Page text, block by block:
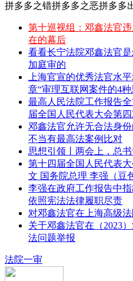
拼多多之错拼多多之恶拼多多
第十巡视组：邓鑫法官
在的幕后
看看长宁法院邓鑫法官
加庭审的
上海官宣的优秀法官水
章“审理互联网案件的4种
最高人民法院工作报告
届全国人民代表大会第
邓鑫法官允许无合法身
不当有最高法案例比对
思想引领丨两会上，总
第十四届全国人民代表
文 国务院总理 李强（豆
李强在政府工作报告中
依照宪法法律履职尽责
对邓鑫法官在上海高级
关于邓鑫法官在（2023
法问题举报
法院一审